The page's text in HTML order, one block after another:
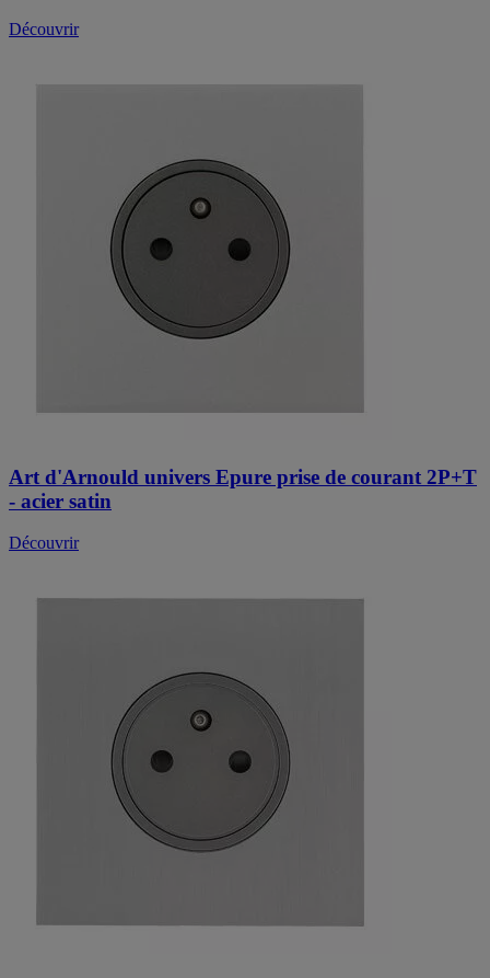
Découvrir
Art d'Arnould univers Epure prise de courant 2P+T
- acier satin
Découvrir